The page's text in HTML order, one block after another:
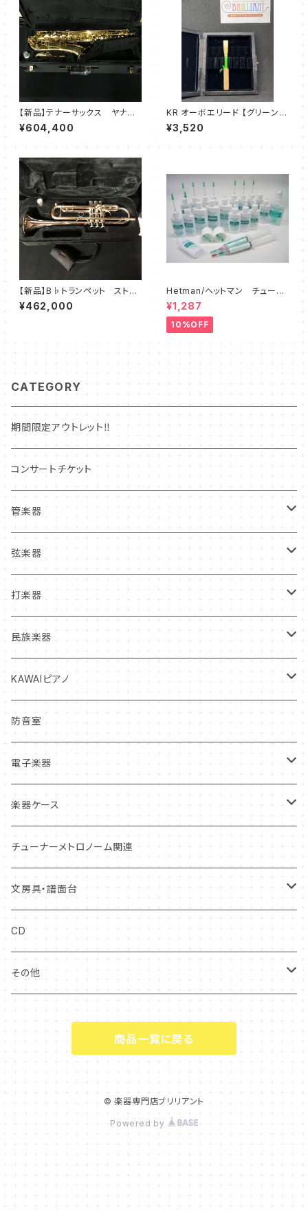
【新品】テナーサックス ヤナギ
サワ T-WO10
¥604,400
KR オーボエリード 【グリーン /
ピンク】
¥3,520
【新品】B♭トランペット ストン
ビ DA32S(Titan) アンドレ
アンリ先生選定
¥462,000
Hetman/ヘットマン チューニ
ングスライドグリス 8
¥1,287
10%OFF
CATEGORY
期間限定アウトレット‼
コンサートチケット
管楽器
管楽器新品本体
フルート
クラリネット
ホルン
ユーフォニアム
チューバ
管楽器中古本体
フルート
クラリネット
ホルン
ユーフォニアム
チューバ
マウスピース
クラリネット
サックス
チューバ
マウスピースケース
リガチャー
リード
クラリネットリード
サックスリード
ミュート・アクセサリー
オイル・グリス
管楽器お手入れ用品
トレーニング
中古アクセサリー
弦楽器
弦楽器新品本体
ヴァイオリン
ヴィオラ
弦楽器中古本体
ヴァイオリン
ヴィオラ
弦
ヴァイオリン
ヴィオラ
松脂
弦楽器お手入れ用品
ケース
本体ケース
弓ケース
スタンド
弓
打楽器
打楽器新品本体
打楽器中古本体
マレット
スティック
ドラムヘッド
打楽器お手入れ用品
民族楽器
インディアン・フルート
オカリナ
KAWAIピアノ
アップライトピアノ
グランドピアノ
電子ピアノ
防音室
電子楽器
電子ドラム
ウィンドシンセサイザー
ケース
ソフトケース
楽器ケース
ハードケース
ソフトケース
キーボード
電子楽器
チューナーメトロノーム関連
文房具・譜面台
クリアファイル
譜面台
CD
その他
商品一覧に戻る
© 楽器専門店ブリリアント
Powered by